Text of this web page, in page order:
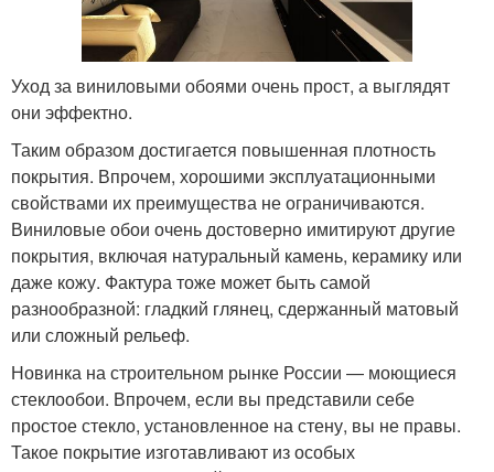
Уход за виниловыми обоями очень прост, а выглядят
они эффектно.
Таким образом достигается повышенная плотность
покрытия. Впрочем, хорошими эксплуатационными
свойствами их преимущества не ограничиваются.
Виниловые обои очень достоверно имитируют другие
покрытия, включая натуральный камень, керамику или
даже кожу. Фактура тоже может быть самой
разнообразной: гладкий глянец, сдержанный матовый
или сложный рельеф.
Новинка на строительном рынке России — моющиеся
стеклообои. Впрочем, если вы представили себе
простое стекло, установленное на стену, вы не правы.
Такое покрытие изготавливают из особых